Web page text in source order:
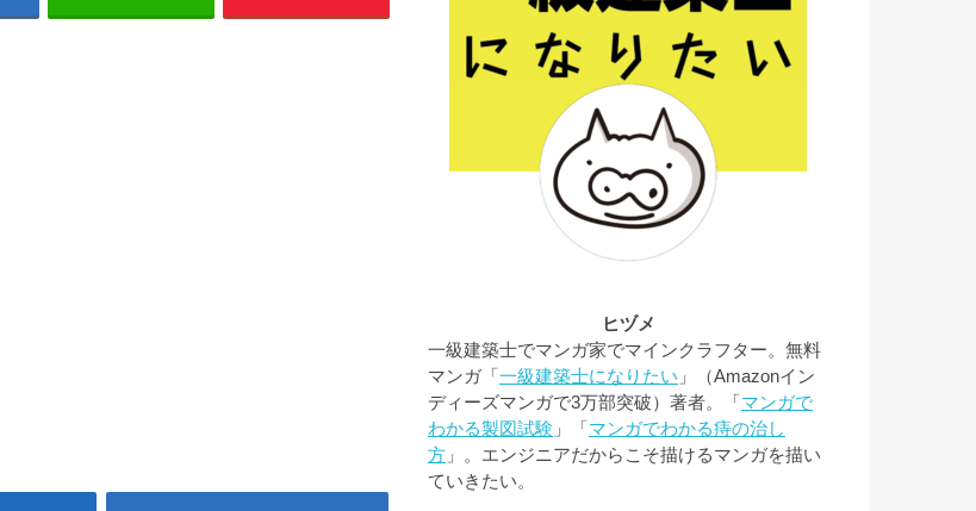
ヒヅメ
一級建築士でマンガ家でマインクラフター。無料
マンガ「一級建築士になりたい 」（Amazonイン
ディーズマンガで3万部突破）著者。「マンガで
わかる製図試験 」「マンガでわかる痔の治し
方 」。エンジニアだからこそ描けるマンガを描い
ていきたい。